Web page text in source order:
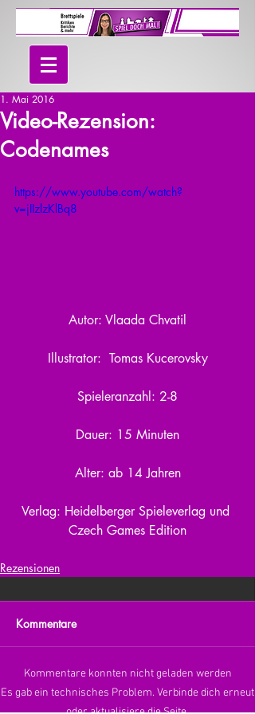
Video-Rezension:
Codenames
1. Mai 2016
https://www.youtube.com/watch?
v=jIIzlzKlBq8
Autor: Vlaada Chvatil
Illustrator:  Tomas Kucerovsky
Spieleranzahl: 2-8
Dauer: 15 Minuten
Alter: ab 14 Jahren
Verlag: Heidelberger Spieleverlag und
Czech Games Edition
Rezensionen
Kommentare
Kommentare konnten nicht geladen werden
Es gab ein technisches Problem. Verbinde dich erneut